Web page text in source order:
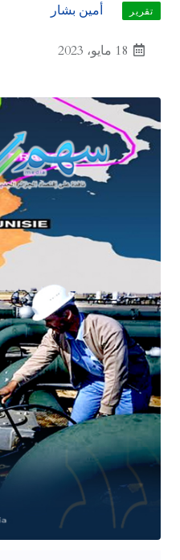
تقرير أمين بشار
18 مايو، 2023